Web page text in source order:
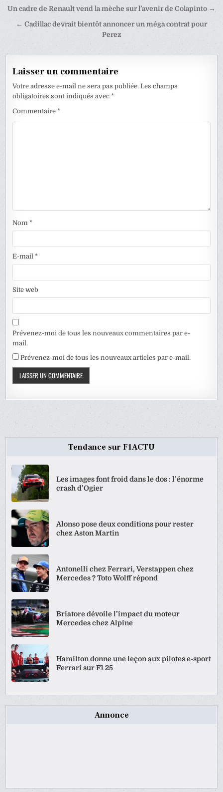
Navigation
de
Un cadre de Renault vend la mèche sur l’avenir de Colapinto →
← Cadillac devrait bientôt annoncer un méga contrat pour
Perez
Laisser un commentaire
Votre adresse e-mail ne sera pas publiée. Les champs
obligatoires sont indiqués avec*
Commentaire*
Nom*
E-mail*
Site web
Prévenez-moi de tous les nouveaux commentaires par e-
mail.
Prévenez-moi de tous les nouveaux articles par e-mail.
Tendance sur F1ACTU
Les images font froid dans le dos : l’énorme
crash d’Ogier
Alonso pose deux conditions pour rester
chez Aston Martin
Antonelli chez Ferrari, Verstappen chez
Mercedes ? Toto Wolff répond
Briatore dévoile l’impact du moteur
Mercedes chez Alpine
Hamilton donne une leçon aux pilotes e-sport
Ferrari sur F1 25
Annonce